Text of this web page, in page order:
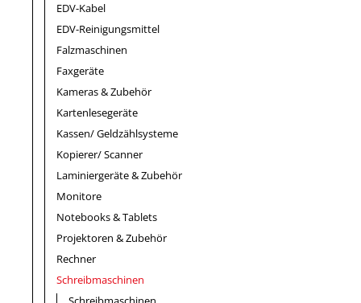
EDV-Kabel
EDV-Reinigungsmittel
Falzmaschinen
Faxgeräte
Kameras & Zubehör
Kartenlesegeräte
Kassen/ Geldzählsysteme
Kopierer/ Scanner
Laminiergeräte & Zubehör
Monitore
Notebooks & Tablets
Projektoren & Zubehör
Rechner
Schreibmaschinen